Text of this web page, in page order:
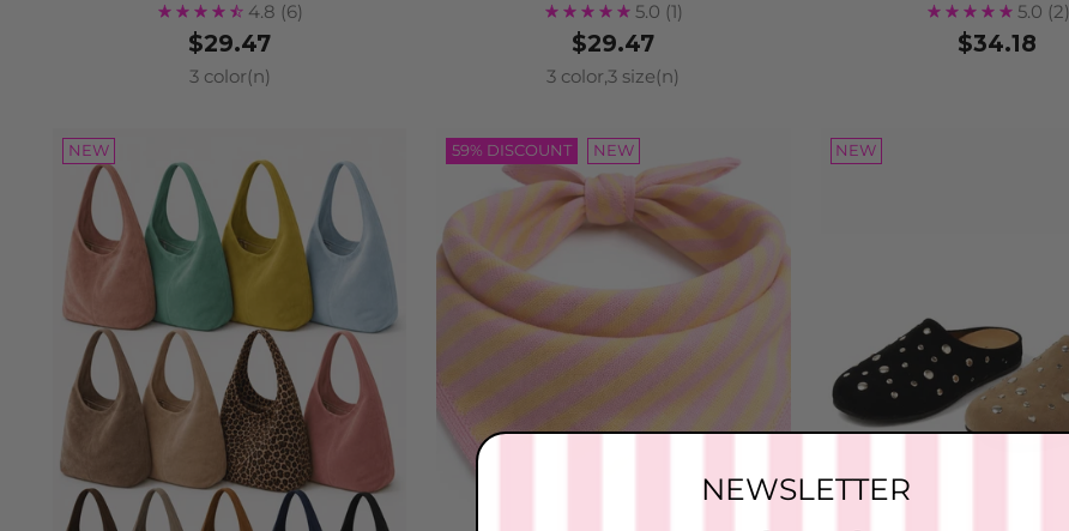
4.8 (6)
$29.47
3 color(n)
5.0 (1)
$29.47
3 color,3 size(n)
5.0 (2)
$34.18
NEW 59% DISCOUNT NEW NEW
NEWSLETTER